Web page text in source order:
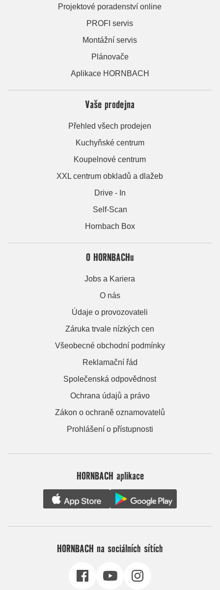
Projektové poradenství online
PROFI servis
Montážní servis
Plánovače
Aplikace HORNBACH
Vaše prodejna
Přehled všech prodejen
Kuchyňské centrum
Koupelnové centrum
XXL centrum obkladů a dlažeb
Drive - In
Self-Scan
Hornbach Box
O HORNBACHu
Jobs a Kariera
O nás
Údaje o provozovateli
Záruka trvale nízkých cen
Všeobecné obchodní podmínky
Reklamační řád
Společenská odpovědnost
Ochrana údajů a právo
Zákon o ochraně oznamovatelů
Prohlášení o přístupnosti
HORNBACH aplikace
HORNBACH na sociálních sítích